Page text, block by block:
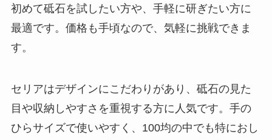
初めて砥石を試したい方や、手軽に研ぎたい方に
最適です。価格も手頃なので、気軽に挑戦できま
す。
セリアはデザインにこだわりがあり、砥石の見た
目や収納しやすさを重視する方に人気です。手の
ひらサイズで使いやすく、100均の中でも特におし